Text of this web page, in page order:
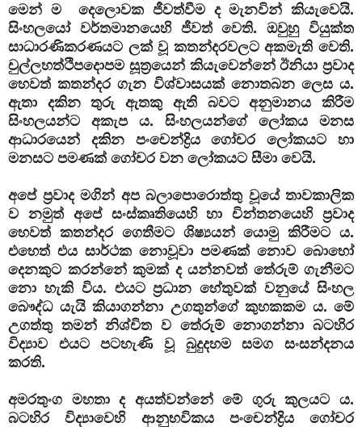
මෙන් ම දෙලොවක ජීවත්වීම ද මැනවින් කියැවෙයි.
සිංහලයෝ වර්තමානයෙහි ජීවත් වෙති. ඔවුහු වියුක්ත
සාධාරණිකරණයට ලක් වූ කතන්දරවලට අකමැති වෙති.
චුල්ලහත්ථිපදොපම සූත්‍රයෙන් කියැවෙන්නේ ඊනියා ප්‍රවාද
හෙවත් කතන්දර ගැන විශ්වාසයක් නොතබන ලෙස ය.
ඇතා දකින තුරු ඇතකු ඇති බවට අනුමානය කිරීම
සිංහලයන්ට අකැප ය. සිංහලයන්ගේ ලෝකය මනස
ආධාරයෙන් දකින පංචෙන්ද්‍රිය ගෝචර ලෝකයට හා
මනසට පමණක් ගෝචර වන ලෝකයට සීමා වෙයි.
අපේ ප්‍රවාද මගින් අප බලාපොරොත්තු වූයේ තාවකාලික
ව නමුත් අපේ සංස්කෘතියෙහි හා චින්තනයෙහි ප්‍රවාද
හෙවත් කතන්දර ගෙතීමට ශිෂ්‍යයන් යොමු කිරීමට ය.
එහෙත් එය සාර්ථක නොවූවා පමණක් නොව බොහෝ
දෙනකුට කරන්නේ කුමක් ද යන්නවත් තේරුම් ගැනීමට
නො හැකි විය. එයට ප්‍රධාන හේතුවක් වනුයේ සිංහල
බෞද්ධ යැයි කියාගන්නා උගතුන්ගේ කුහකකම ය. මේ
උගත්තු තමන් නිශ්චිත ව තේරුම් නොගන්නා බටහිර
විද්‍යාව එයට පටහැණි වූ බුදුදහම සමග සංසන්දනය
කරති.
අමරතුංග මහතා ද අයත්වන්නේ මේ ගුරු කුලයට ය.
බටහිර විද්‍යාවෙහි ආනුභවිකය පංචෙන්ද්‍රිය ගෝචර